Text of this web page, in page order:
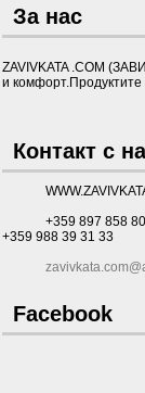
За нас
ZAVIVKATA .COM
и
Контакт с
+359 897 858
+359 988 39 31 33
Facebook